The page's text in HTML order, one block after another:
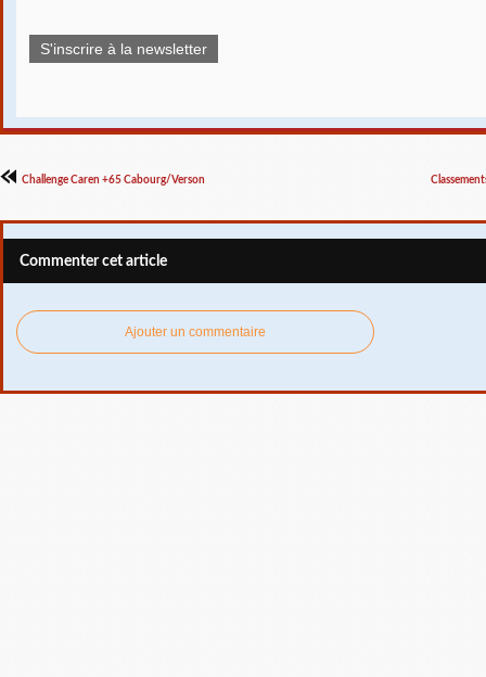
S'inscrire à la newsletter
Challenge Caren +65 Cabourg/Verson
Commenter cet article
Ajouter un commentaire